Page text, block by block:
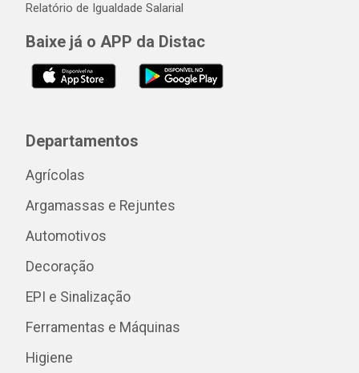
Relatório de Igualdade Salarial
Baixe já o APP da Distac
Departamentos
Agrícolas
Argamassas e Rejuntes
Automotivos
Decoração
EPI e Sinalização
Ferramentas e Máquinas
Higiene